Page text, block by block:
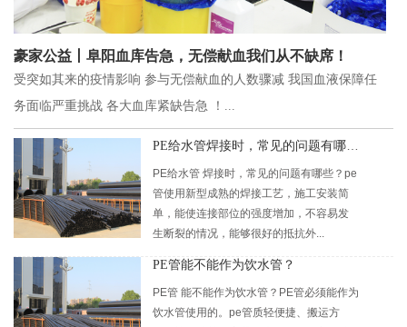
豪家公益丨阜阳血库告急，无偿献血我们从不缺席！
受突如其来的疫情影响 参与无偿献血的人数骤减 我国血液保障任
务面临严重挑战 各大血库紧缺告急 ！...
PE给水管焊接时，常见的问题有哪些？
PE给水管 焊接时，常见的问题有哪些？pe
管使用新型成熟的焊接工艺，施工安装简
单，能使连接部位的强度增加，不容易发
生断裂的情况，能够很好的抵抗外...
PE管能不能作为饮水管？
PE管 能不能作为饮水管？PE管必须能作为
饮水管使用的。pe管质轻便捷、搬运方